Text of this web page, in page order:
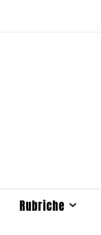
Rubriche